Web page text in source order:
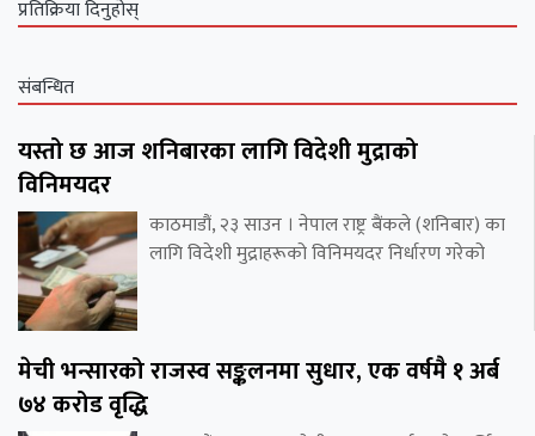
प्रतिक्रिया दिनुहोस्
संबन्धित
यस्तो छ आज शनिबारका लागि विदेशी मुद्राको
विनिमयदर
काठमाडौं, २३ साउन । नेपाल राष्ट्र बैंकले (शनिबार) का
लागि विदेशी मुद्राहरूको विनिमयदर निर्धारण गरेको
मेची भन्सारको राजस्व सङ्कलनमा सुधार, एक वर्षमै १ अर्ब
७४ करोड वृद्धि